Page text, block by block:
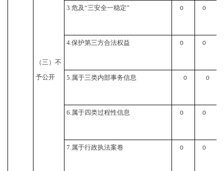
（三）不
予公开
3.危及“三安全一稳定” 0 0
4.保护第三方合法权益 0 0
5.属于三类内部事务信息 0 0
6.属于四类过程性信息 0 0
7.属于行政执法案卷 0 0